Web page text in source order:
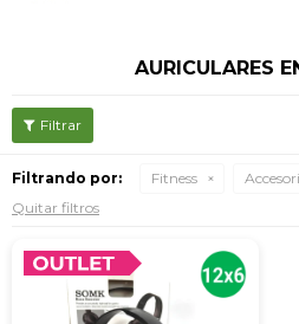
AURICULARES
Filtrando por: Fitness
Quitar filtros